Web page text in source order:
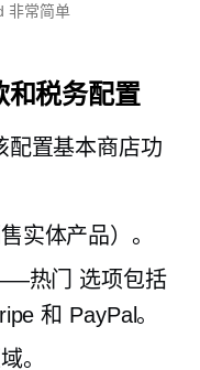
非常简单
和税务配置
配置基本商店功
实体产品）。
热门 选项包括
和 PayPal。
。